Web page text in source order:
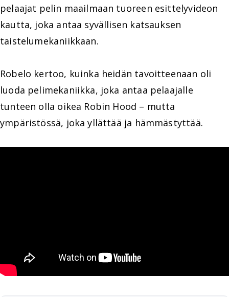
pelaajat pelin maailmaan tuoreen esittelyvideon
kautta, joka antaa syvällisen katsauksen
taistelumekaniikkaan.
Robelo kertoo, kuinka heidän tavoitteenaan oli
luoda pelimekaniikka, joka antaa pelaajalle
tunteen olla oikea Robin Hood – mutta
ympäristössä, joka yllättää ja hämmästyttää.